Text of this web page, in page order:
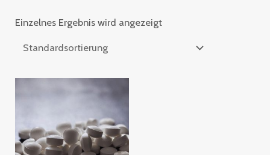
Einzelnes Ergebnis wird angezeigt
€1,850.00